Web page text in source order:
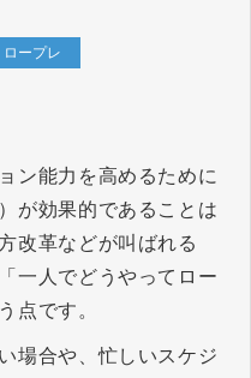
ロープレ
ン能力を高めるために
が効果的であることは
改革などが叫ばれる
一人でどうやってロー
点です。
場合や、忙しいスケジ